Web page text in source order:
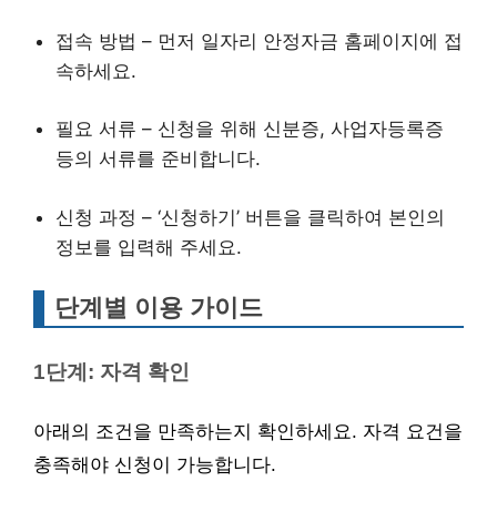
접속 방법 – 먼저 일자리 안정자금 홈페이지에 접
속하세요.
필요 서류 – 신청을 위해 신분증, 사업자등록증
등의 서류를 준비합니다.
신청 과정 – ‘신청하기’ 버튼을 클릭하여 본인의
정보를 입력해 주세요.
단계별 이용 가이드
1단계: 자격 확인
아래의 조건을 만족하는지 확인하세요. 자격 요건을
충족해야 신청이 가능합니다.